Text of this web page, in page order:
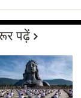
पढ़ें